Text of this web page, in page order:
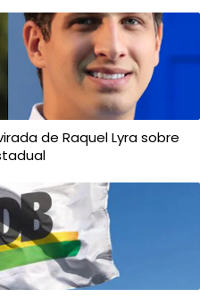
de Raquel Lyra sobre